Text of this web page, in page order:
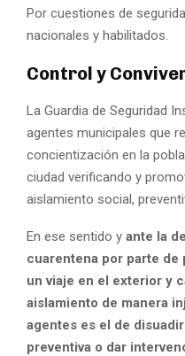
Por cuestiones de
nacionales y habilitados.
Control y
La Guardia de Seguridad
agentes municipales que
concientización en la
ciudad verificando y
aislamiento social,
En ese sentido y ante la
cuarentena por parte de
un viaje en el exterior y
aislamiento de manera
agentes es el de
preventiva o dar